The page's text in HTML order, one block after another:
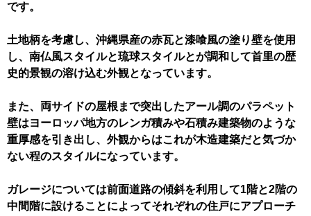
です。
土地柄を考慮し、沖縄県産の赤瓦と漆喰風の塗り壁を使用
し、南仏風スタイルと琉球スタイルとが調和して首里の歴
史的景観の溶け込む外観となっています。
また、両サイドの屋根まで突出したアール調のパラペット
壁はヨーロッパ地方のレンガ積みや石積み建築物のような
重厚感を引き出し、外観からはこれが木造建築だと気づか
ない程のスタイルになっています。
ガレージについては前面道路の傾斜を利用して1階と2階の
中間階に設けることによってそれぞれの住戸にアプローチ